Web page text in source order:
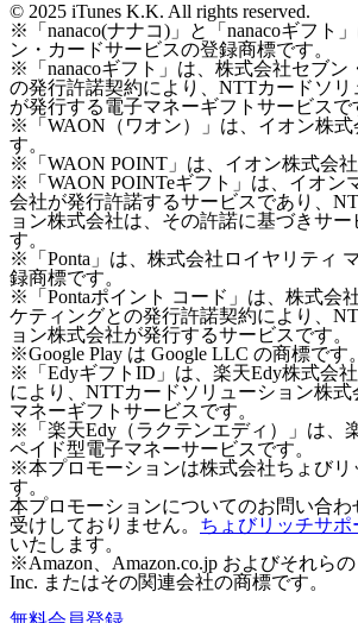
© 2025 iTunes K.K. All rights reserved.
※「nanaco(ナナコ)」と「nanacoギフト
ン・カードサービスの登録商標です。
※「nanacoギフト」は、株式会社セブン
の発行許諾契約により、NTTカードソ
が発行する電子マネーギフトサービスで
※「WAON（ワオン）」は、イオン株
す。
※「WAON POINT」は、イオン株式会社
※「WAON POINTeギフト」は、イオン
会社が発行許諾するサービスであり、
ョン株式会社は、その許諾に基づきサー
す。
※「Ponta」は、株式会社ロイヤリティ
録商標です。
※「Pontaポイント コード」は、株式会
ケティングとの発行許諾契約により、
ョン株式会社が発行するサービスです。
※Google Play は Google LLC の商標です。
※「EdyギフトID」は、楽天Edy株式会
により、NTTカードソリューション株
マネーギフトサービスです。
※「楽天Edy（ラクテンエディ）」は、
ペイド型電子マネーサービスです。
※本プロモーションは株式会社ちょびリ
す。
本プロモーションについてのお問い合わ
受けしておりません。 ちょびリッチサポ
いたします。
※Amazon、Amazon.co.jp およびそれらの
Inc. またはその関連会社の商標です。